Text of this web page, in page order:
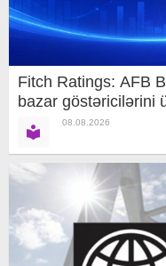
Fitch Ratings: AFB
bazar göstəricilərini
08.08.2026